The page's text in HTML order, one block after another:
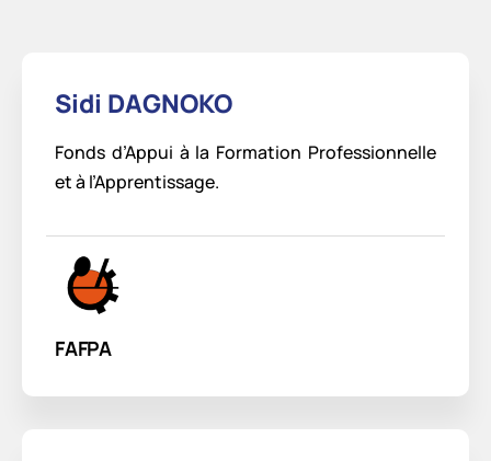
Sidi DAGNOKO
Fonds d’Appui à la Formation Professionnelle
et à l’Apprentissage.
FAFPA